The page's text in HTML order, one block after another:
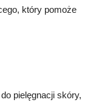
który pomoże
pielęgnacji skóry,